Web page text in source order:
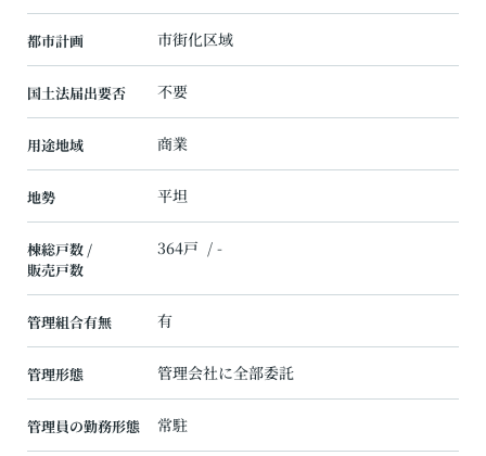
都市計画 市街化区域
国土法届出要否 不要
用途地域 商業
地勢 平坦
棟総戸数 /
販売戸数
364戸 / -
管理組合有無 有
管理形態 管理会社に全部委託
管理員の勤務形態 常駐